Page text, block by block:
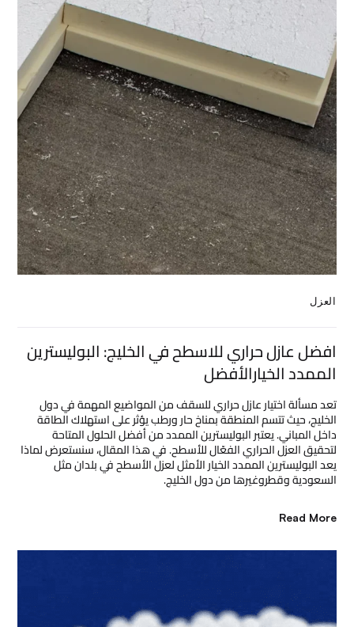
العزل
افضل عازل حراري للاسطح في الخليج: البوليسترين
الممدد الخيارالأفضل
تعد مسألة اختيار عازل حراري للسقف من المواضيع المهمة في دول
الخليج، حيث تتسم المنطقة بمناخ حار ورطب يؤثر على استهلاك الطاقة
داخل المباني. يعتبر البوليسترين الممدد من أفضل الحلول المتاحة
لتحقيق العزل الحراري الفعّال للأسطح. في هذا المقال، سنستعرض لماذا
يعد البوليسترين الممدد الخيار الأمثل لعزل الأسطح في بلدان مثل
السعودية وقطروغيرها من دول الخليج.
Read More